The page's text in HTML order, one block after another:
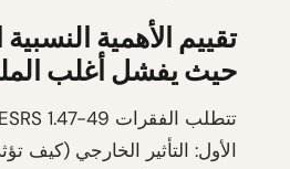
تقييم الأهمية
حيث يفشل أغلب
الأول: التأثير الخارجي (كيف